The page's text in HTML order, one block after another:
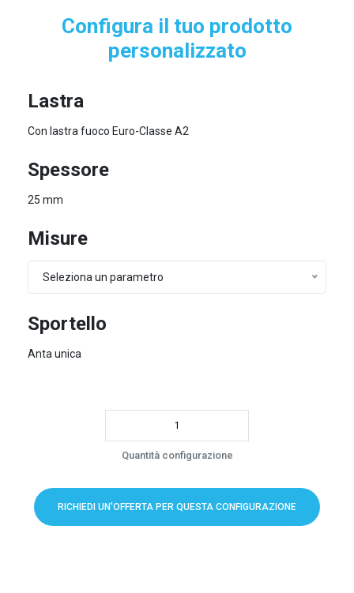
Configura il tuo prodotto
personalizzato
Lastra
Con lastra fuoco Euro-Classe A2
Spessore
25 mm
Misure
Seleziona un parametro
Sportello
Anta unica
Quantità configurazione
RICHIEDI UN'OFFERTA PER QUESTA CONFIGURAZIONE